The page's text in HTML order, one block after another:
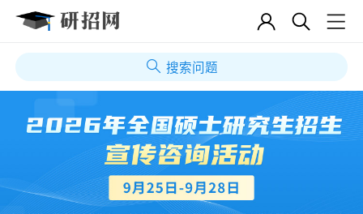
搜索问题